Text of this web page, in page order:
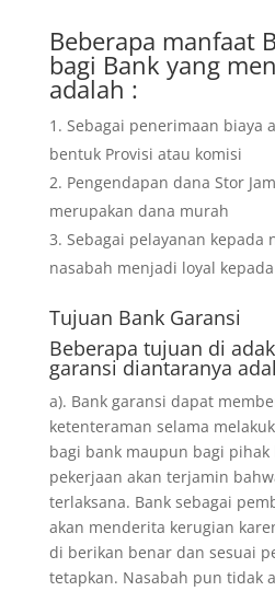
Beberapa manfaat
bagi Bank yang
adalah :
Sebagai penerimaan biaya
bentuk Provisi atau komisi
Pengendapan dana Stor
merupakan dana murah
Sebagai pelayanan kepada
nasabah menjadi loyal
Tujuan Bank Garansi
Beberapa tujuan di
garansi diantaranya
a). Bank garansi dapat
ketenteraman selama
bagi bank maupun bagi pihak
pekerjaan akan terjamin
terlaksana. Bank sebagai
akan menderita kerugian
di berikan benar dan sesuai
tetapkan. Nasabah pun tidak